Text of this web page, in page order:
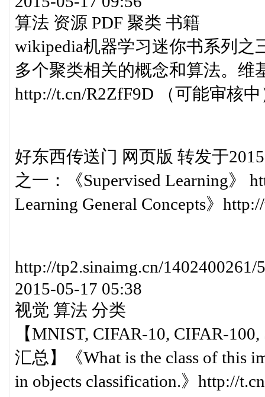
算法 资源 PDF 聚类 书籍
wikipedia机器学习迷你书系列之
多个聚类相关的概念和算法。维
http://t.cn/R2ZfF9D （可能审核
好东西传送门 网页版 转发于
之一：《Supervised Learning》
Learning General Concepts》
http://tp2.sinaimg.cn/
2015-05-17 05:38
视觉 算法 分类
【MNIST, CIFAR-10, CIFAR-
汇总】《What is the class of this
in objects classification.》http://